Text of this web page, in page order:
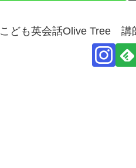
こども英会話Olive Tree